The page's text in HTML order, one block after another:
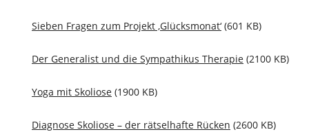
Sieben Fragen zum Projekt ‚Glücksmonat‘ (601 KB)
Der Generalist und die Sympathikus Therapie (2100 KB)
Yoga mit Skoliose (1900 KB)
Diagnose Skoliose – der rätselhafte Rücken (2600 KB)